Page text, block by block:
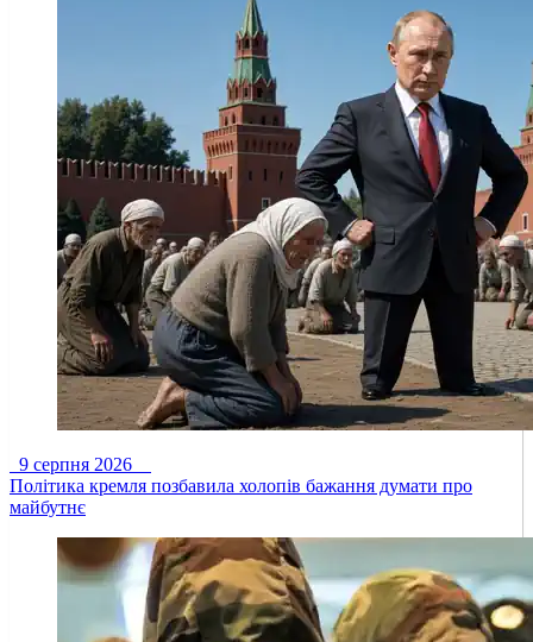
9 серпня 2026
Політика кремля позбавила холопів бажання думати про
майбутнє